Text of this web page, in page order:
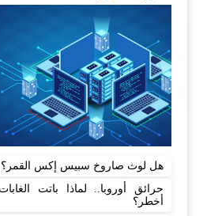
هل لوث صاروخ سبيس إكس القمر؟
حرائق أوروبا.. لماذا باتت
أخطر؟